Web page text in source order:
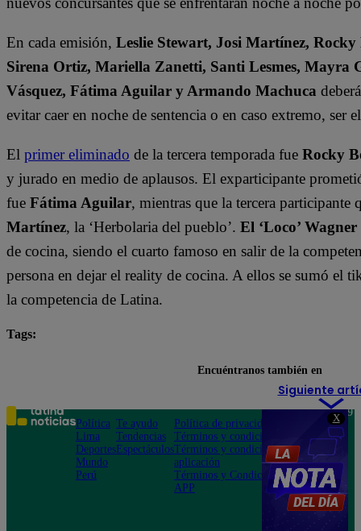
X
En cada emisión, Leslie Stewart, Josi Martínez, Rocky
Sirena Ortiz, Mariella Zanetti, Santi Lesmes, Mayra
Vásquez, Fátima Aguilar y Armando Machuca
evitar caer en noche de sentencia o en caso extremo, ser
El primer eliminado de la tercera temporada fue Rocky
y jurado en medio de aplausos. El exparticipante
fue Fátima Aguilar, mientras que la tercera
Martínez, la ‘Herbolaria del pueblo’. El ‘Loco’ Wagner
de cocina, siendo el cuarto famoso en salir de la
persona en dejar el reality de cocina. A ellos se sumó el
la competencia de Latina.
Tags:
Siguiente
Encuéntranos también en
Política
Lima
Deportes
Mundo
Perú
Te ayudo
Tendencias
Espectáculos
Política de privacidad
Términos y condiciones
Términos y condiciones
aplicación
Términos y Condiciones
APP
Teléfono: 219
Av. San
Felipe 968
Jesús María